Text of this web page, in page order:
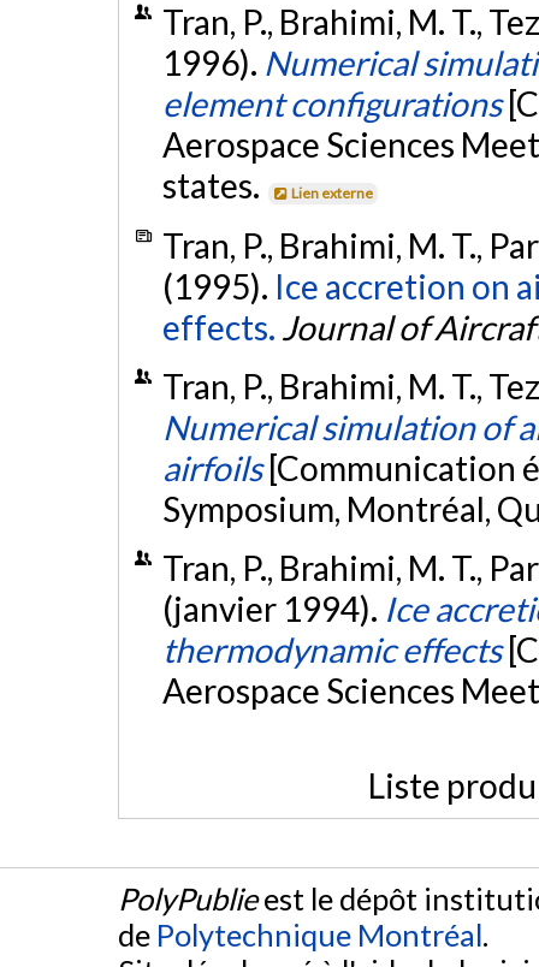
Tran, P., Brahimi, M. T.,
1996). Numerical
element configurations
Aerospace Sciences
states.
Lien externe
Tran, P., Brahimi, M. T.,
(1995). Ice accretion on
effects. Journal of
Tran, P., Brahimi, M. T.,
Numerical simulation of
airfoils [Communication
Symposium, Montréal,
Tran, P., Brahimi, M. T.,
(janvier 1994). Ice
thermodynamic effects
Aerospace Sciences
Liste
PolyPublieest le dépôt
de Polytechnique Montréal.